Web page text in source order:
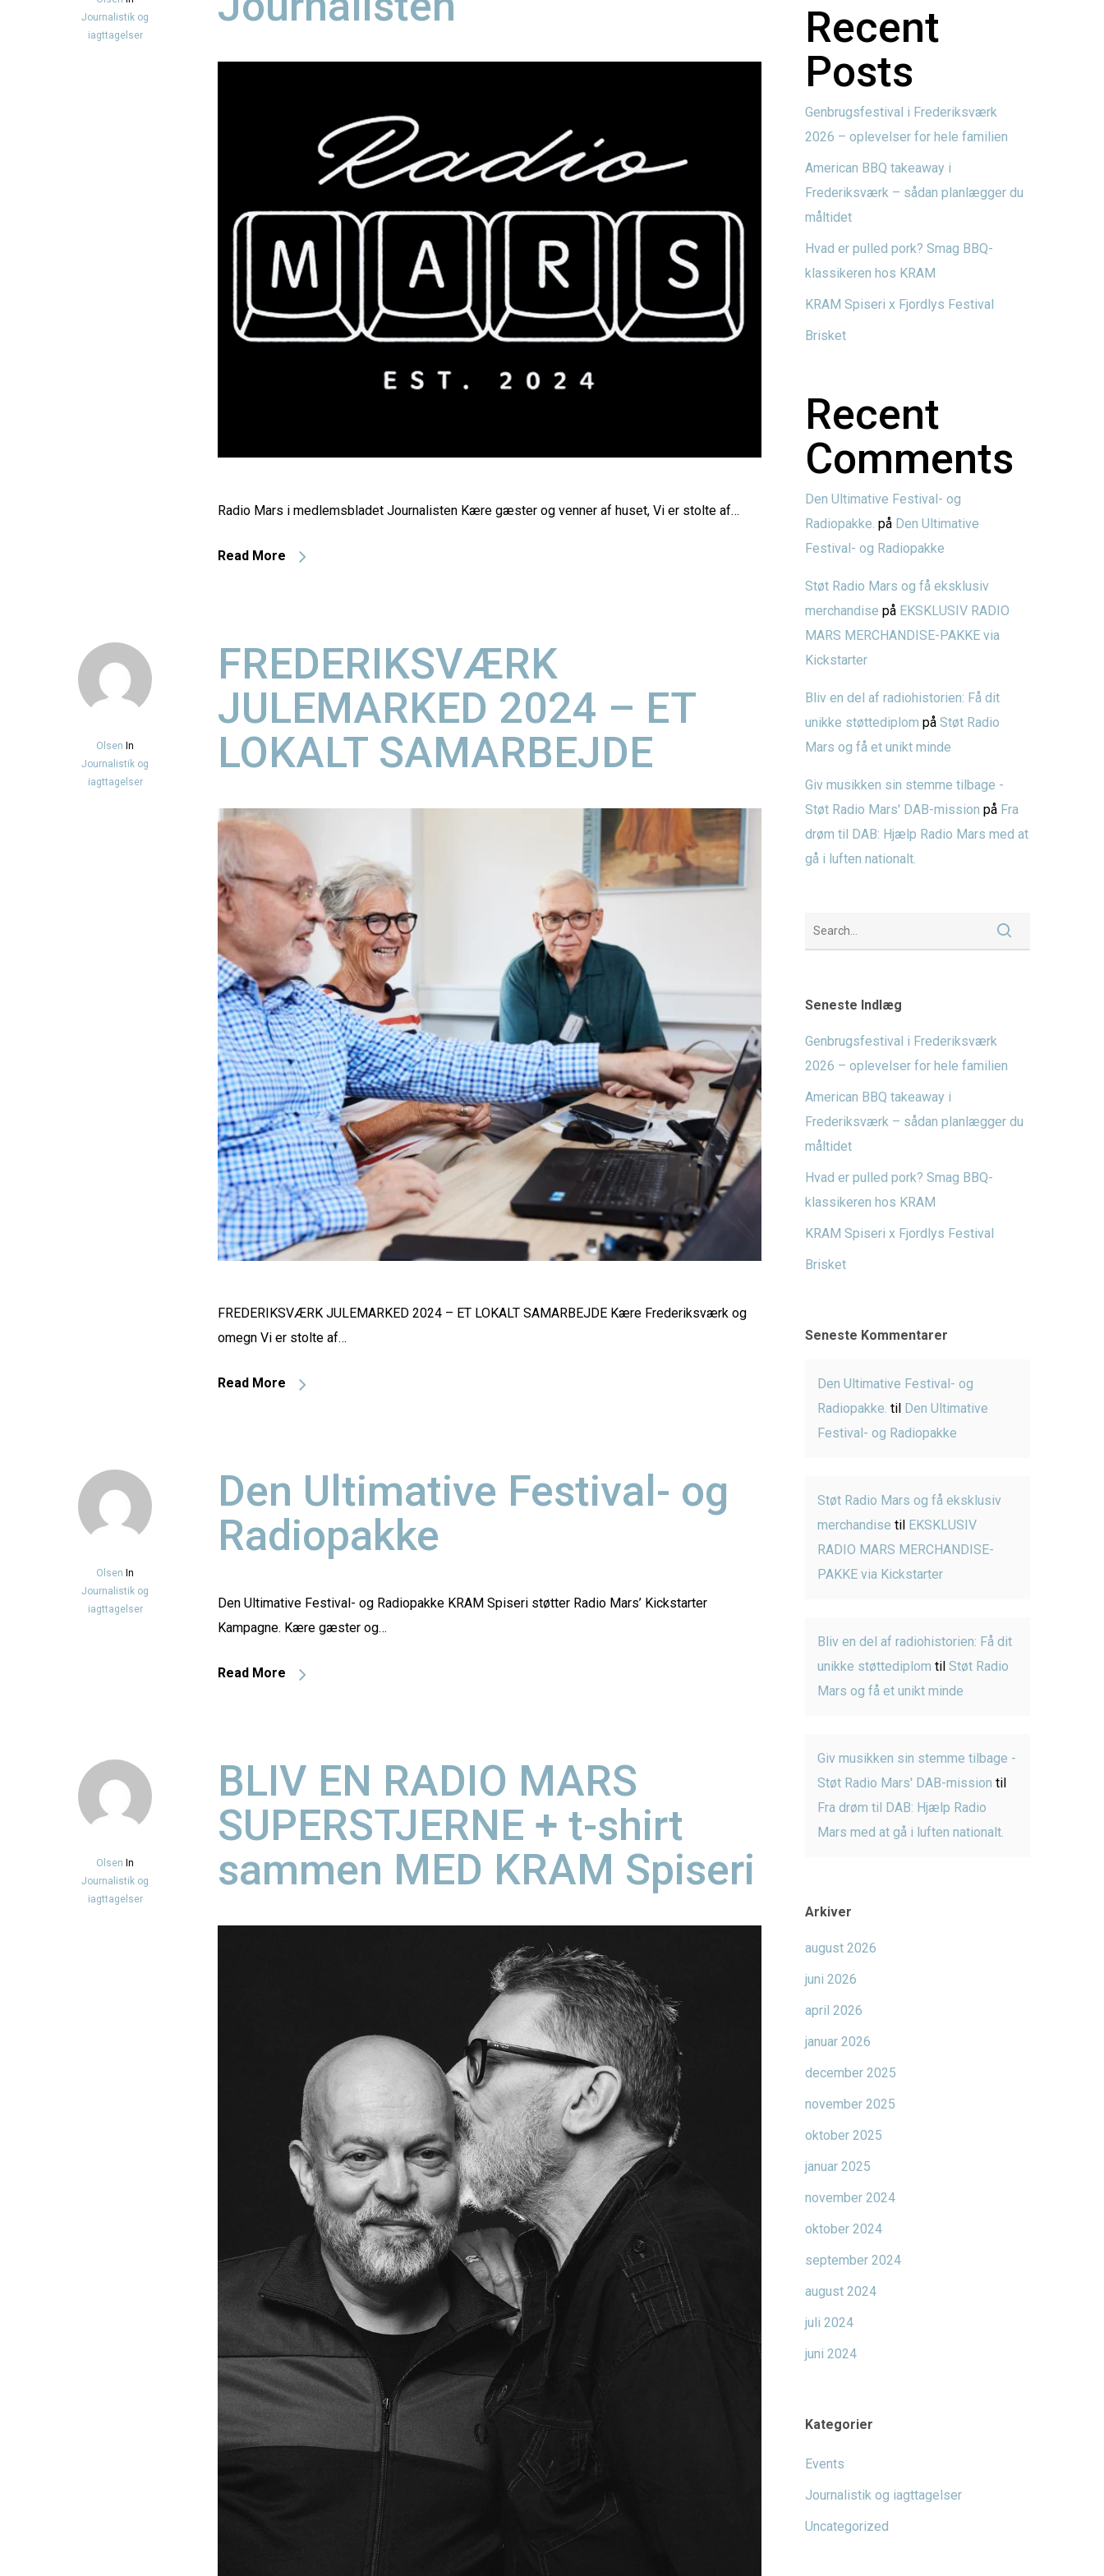
Journalistik og
iagttagelser
Radio Mars i medlemsbladet Journalisten Kære gæster og venner af huset, Vi er stolte af…
Read More
Olsen In
Journalistik og
iagttagelser
FREDERIKSVÆRK
JULEMARKED 2024 – ET
LOKALT SAMARBEJDE
FREDERIKSVÆRK JULEMARKED 2024 – ET LOKALT SAMARBEJDE Kære Frederiksværk og
omegn Vi er stolte af…
Read More
Olsen In
Journalistik og
iagttagelser
Den Ultimative Festival- og
Radiopakke
Den Ultimative Festival- og Radiopakke KRAM Spiseri støtter Radio Mars’ Kickstarter
Kampagne. Kære gæster og…
Read More
Olsen In
Journalistik og
iagttagelser
BLIV EN RADIO MARS
SUPERSTJERNE + t-shirt
sammen MED KRAM Spiseri
Recent
Posts
Genbrugsfestival i Frederiksværk
2026 – oplevelser for hele familien
American BBQ takeaway i
Frederiksværk – sådan planlægger du
måltidet
Hvad er pulled pork? Smag BBQ-
klassikeren hos KRAM
KRAM Spiseri x Fjordlys Festival
Brisket
Recent
Comments
Den Ultimative Festival- og
Radiopakke. på Den Ultimative
Festival- og Radiopakke
Støt Radio Mars og få eksklusiv
merchandise på EKSKLUSIV RADIO
MARS MERCHANDISE-PAKKE via
Kickstarter
Bliv en del af radiohistorien: Få dit
unikke støttediplom påStøt Radio
Mars og få et unikt minde
Giv musikken sin stemme tilbage -
Støt Radio Mars' DAB-mission på Fra
drøm til DAB: Hjælp Radio Mars med at
gå i luften nationalt.
Seneste Indlæg
Genbrugsfestival i Frederiksværk
2026 – oplevelser for hele familien
American BBQ takeaway i
Frederiksværk – sådan planlægger du
måltidet
Hvad er pulled pork? Smag BBQ-
klassikeren hos KRAM
KRAM Spiseri x Fjordlys Festival
Brisket
Seneste Kommentarer
Den Ultimative Festival- og
Radiopakke. til Den Ultimative
Festival- og Radiopakke
Støt Radio Mars og få eksklusiv
merchandise til EKSKLUSIV
RADIO MARS MERCHANDISE-
PAKKE via Kickstarter
Bliv en del af radiohistorien: Få dit
unikke støttediplom tilStøt Radio
Mars og få et unikt minde
Giv musikken sin stemme tilbage -
Støt Radio Mars' DAB-mission til
Fra drøm til DAB: Hjælp Radio
Mars med at gå i luften nationalt.
Arkiver
august 2026
juni 2026
april 2026
januar 2026
december 2025
november 2025
oktober 2025
januar 2025
november 2024
oktober 2024
september 2024
august 2024
juli 2024
juni 2024
Kategorier
Events
Journalistik og iagttagelser
Uncategorized